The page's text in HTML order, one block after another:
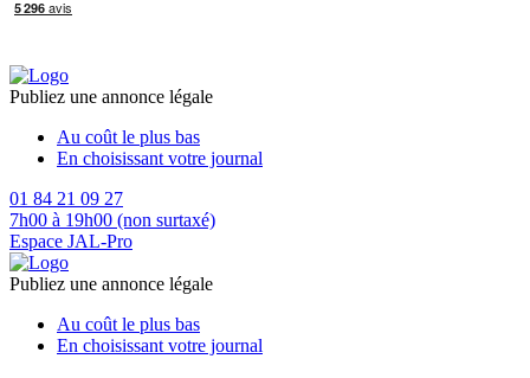
Publiez une annonce légale
Au coût le plus bas
En choisissant votre journal
01 84 21 09 27
7h00 à 19h00 (non surtaxé)
Espace JAL-Pro
Publiez une annonce légale
Au coût le plus bas
En choisissant votre journal